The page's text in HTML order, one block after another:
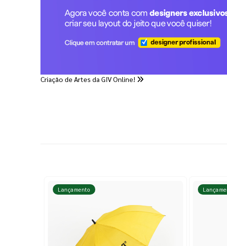
Criação de Artes da GIV Online!
Lançamento